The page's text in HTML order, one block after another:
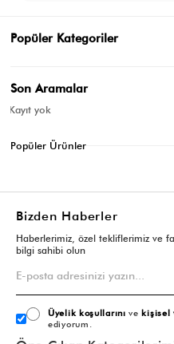
₺1.139,80
Sepette : ₺398,93
Bizden Haberler
Haberlerimiz, özel tekliflerimiz ve
bilgi sahibi olun
Üyelik koşullarını vekişisel
ediyorum.
Popüler Kategoriler
Son Aramalar
Kayıt yok
Popüler Ürünler